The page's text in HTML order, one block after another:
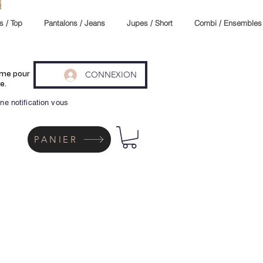
/ Top Pantalons / Jeans Jupes / Short Combi / Ensembles
CONNEXION
PANIER
pour
notification vous